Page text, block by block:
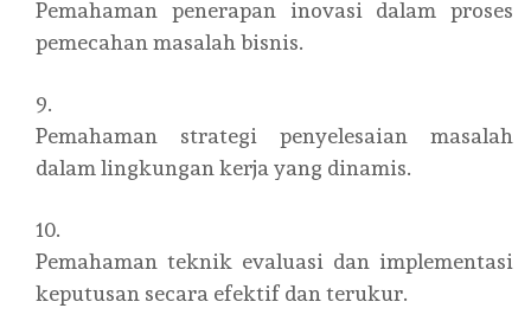
Pemahaman penerapan inovasi dalam proses
pemecahan masalah bisnis.
Pemahaman strategi penyelesaian masalah
dalam lingkungan kerja yang dinamis.
Pemahaman teknik evaluasi dan implementasi
keputusan secara efektif dan terukur.